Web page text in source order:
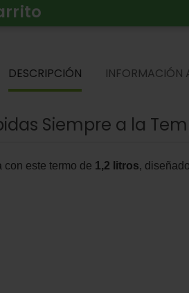
DESCRIPCIÓN INFORMACIÓN
Siempre a la
con este termo de 1,2 litros,